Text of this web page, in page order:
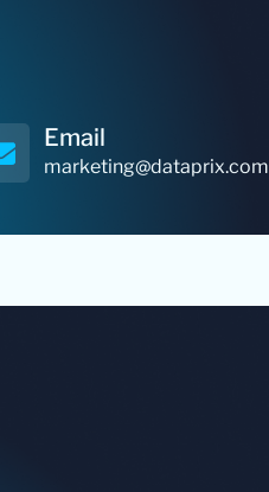
Email
marketing@dataprix.com